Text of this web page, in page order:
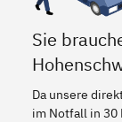
Sie
Da unsere
im Notfall in 30